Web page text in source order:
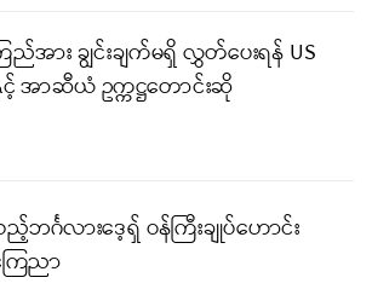
ည်အား ချွင်းချက်မရှိ လွှတ်ပေးရန် US
နှင့် အာဆီယံ ဥက္ကဋ္ဌတောင်းဆို
င်္ဂလားဒေ့ရှ် ဝန်ကြီးချုပ်ဟောင်း
ေညာ